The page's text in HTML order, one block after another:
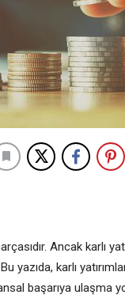
Ancak karlı
yazıda, karlı
başarıya ulaşma